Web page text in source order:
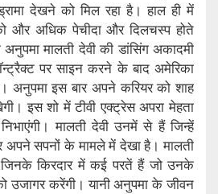
देखने को मिल रहा है। हाल ही में
और अधिक पेचीदा और दिलचस्प होते
मालती देवी की डांसिंग अकादमी
पर साइन करने के बाद अमेरिका
अनुपमा इस बार अपने करियर को शाह
इस शो में टीवी एक्ट्रेस अपरा मेहता
मालती देवी उनमें से हैं जिन्हें
अपने सपनों के मामले में देखा है। मालती
किरदार में कई परतें हैं जो उनके
उजागर करेंगी। यानी अनुपमा के जीवन